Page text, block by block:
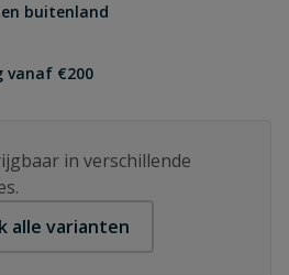
buitenland
vanaf €200
in verschillende
alle varianten